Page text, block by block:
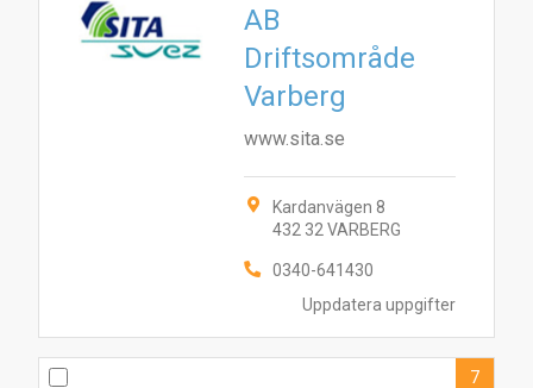
Uppdatera uppgifter
AB
Driftsområde
Varberg
www.sita.se
Kardanvägen 8
432 32 VARBERG
0340-641430
7